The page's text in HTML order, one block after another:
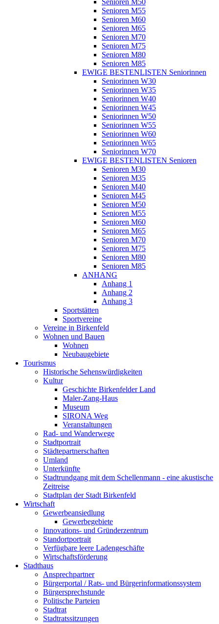
Senioren M50
Senioren M55
Senioren M60
Senioren M65
Senioren M70
Senioren M75
Senioren M80
Senioren M85
EWIGE BESTENLISTEN Seniorinnen
Seniorinnen W30
Seniorinnen W35
Seniorinnen W40
Seniorinnen W45
Seniorinnen W50
Seniorinnen W55
Seniorinnen W60
Seniorinnen W65
Seniorinnen W70
EWIGE BESTENLISTEN Senioren
Senioren M30
Senioren M35
Senioren M40
Senioren M45
Senioren M50
Senioren M55
Senioren M60
Senioren M65
Senioren M70
Senioren M75
Senioren M80
Senioren M85
ANHANG
Anhang 1
Anhang 2
Anhang 3
Sportstätten
Sportvereine
Vereine in Birkenfeld
Wohnen und Bauen
Wohnen
Neubaugebiete
Tourismus
Historische Sehenswürdigkeiten
Kultur
Geschichte Birkenfelder Land
Maler-Zang-Haus
Museum
SIRONA Weg
Veranstaltungen
Rad- und Wanderwege
Stadtportrait
Städtepartnerschaften
Umland
Unterkünfte
Stadtrundgang mit dem Schellenmann - eine akustische
Zeitreise
Stadtplan der Stadt Birkenfeld
Wirtschaft
Gewerbeansiedlung
Gewerbegebiete
Innovations- und Gründerzentrum
Standortportrait
Verfügbare leere Ladengeschäfte
Wirtschaftsförderung
Stadthaus
Ansprechpartner
Bürgerportal / Rats- und Bürgerinformationssystem
Bürgersprechstunde
Politische Parteien
Stadtrat
Stadtratssitzungen